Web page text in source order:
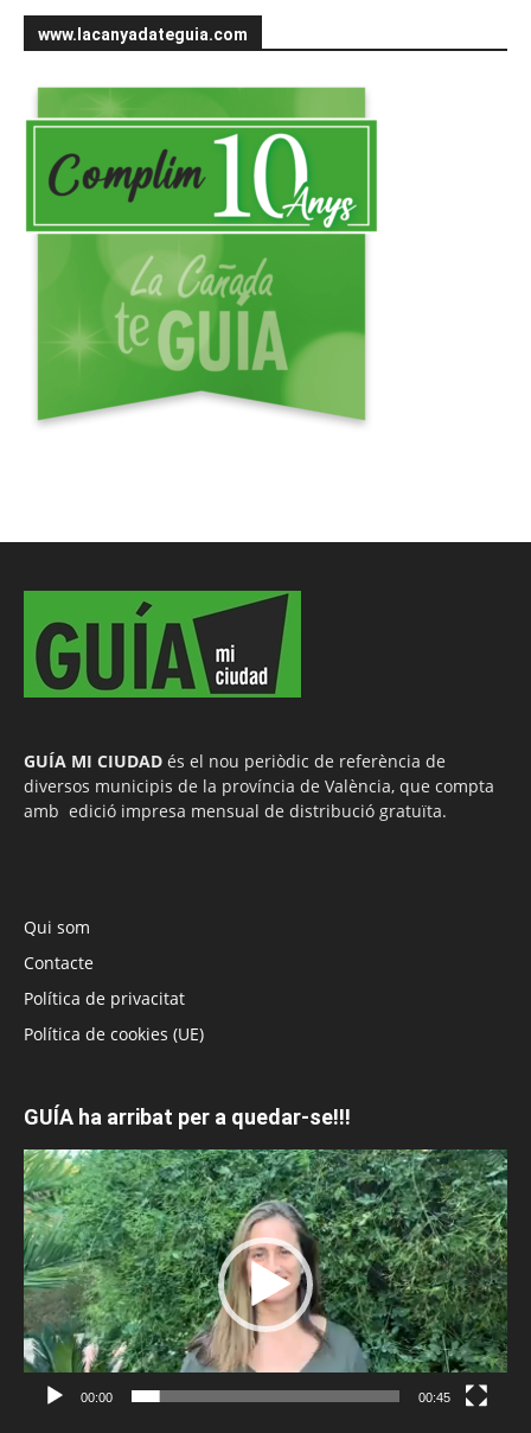
www.lacanyadateguia.com
GUÍA MI CIUDAD és el nou periòdic de referència de
diversos municipis de la província de València, que compta
amb edició impresa mensual de distribució gratuïta.
Qui som
Contacte
Política de privacitat
Política de cookies (UE)
GUÍA ha arribat per a quedar-se!!!
Reproductor
de
vídeo
00:00 00:45